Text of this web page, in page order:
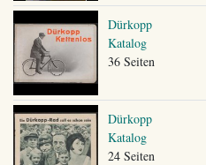
Dürkopp
Katalog
36 Seiten
Dürkopp
Katalog
24 Seiten